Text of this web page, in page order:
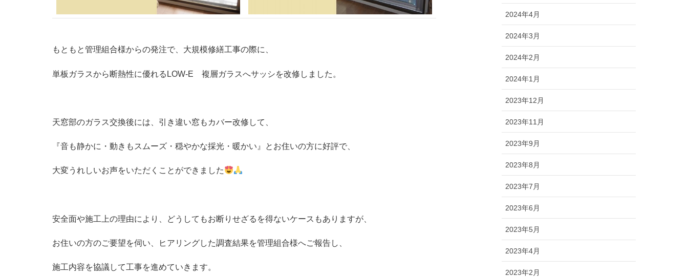
もともと管理組合様からの発注で、大規模修繕工事の際に、
単板ガラスから断熱性に優れるLOW-E 複層ガラスへサッシを改修しました。
天窓部のガラス交換後には、引き違い窓もカバー改修して、
『音も静かに・動きもスムーズ・穏やかな採光・暖かい』とお住いの方に好評で、
大変うれしいお声をいただくことができました
安全面や施工上の理由により、どうしてもお断りせざるを得ないケースもありますが、
お住いの方のご要望を伺い、ヒアリングした調査結果を管理組合様へご報告し、
施工内容を協議して工事を進めていきます。
2024年4月
2024年3月
2024年2月
2024年1月
2023年12月
2023年11月
2023年9月
2023年8月
2023年7月
2023年6月
2023年5月
2023年4月
2023年2月